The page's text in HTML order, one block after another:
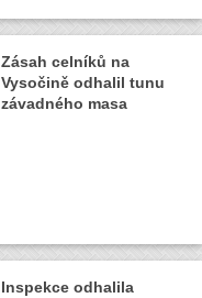
Zásah celníků na
Vysočině odhalil tunu
závadného masa
Inspekce odhalila